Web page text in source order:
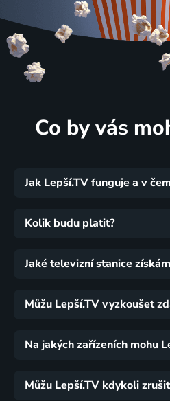
Co by vás
Jak Lepší.TV funguje a v
Kolik budu platit?
Jaké televizní stanice
Můžu Lepší.TV vyzkoušet
Na jakých zařízeních mohu
Můžu Lepší.TV kdykoli